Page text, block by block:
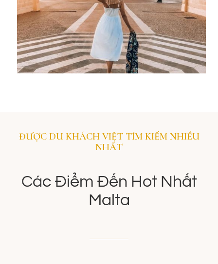
ĐƯỢC DU KHÁCH VIỆT TÌM KIẾM NHIỀU
NHẤT
Các Điểm Đến Hot Nhất
Malta